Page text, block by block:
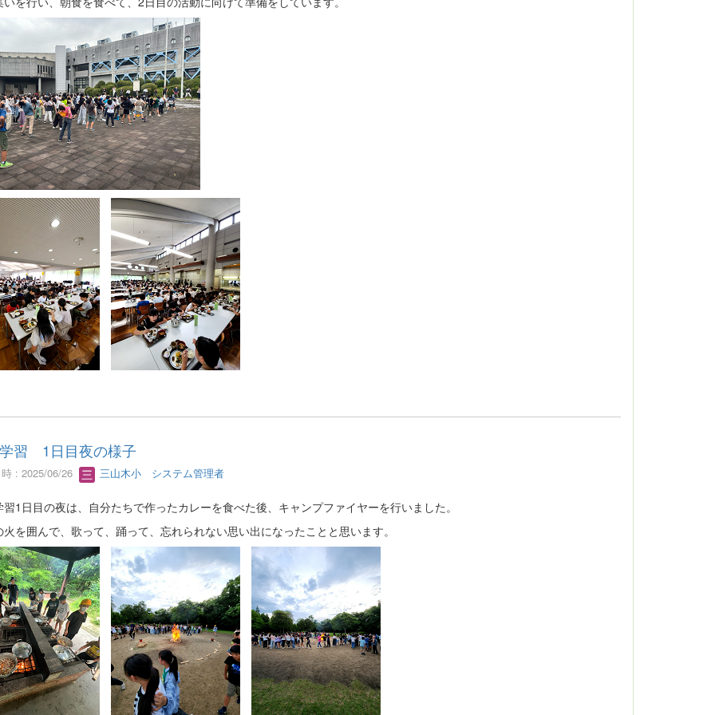
習 1日目夜の様子
: 2025/06/26 三山木小 システム管理者
1日目の夜は、自分たちで作ったカレーを食べた後、キャンプファイヤーを行いました。
を囲んで、歌って、踊って、忘れられない思い出になったことと思います。